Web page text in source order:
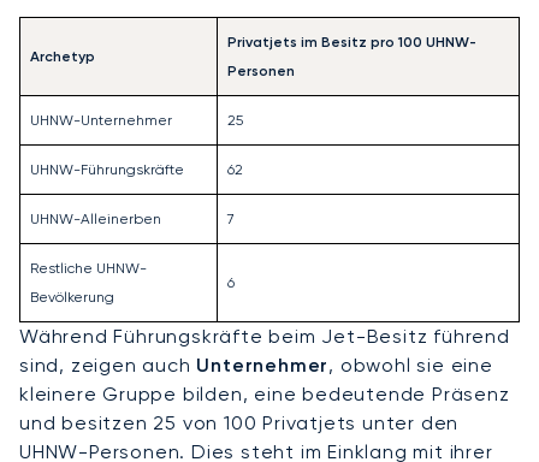
Archetyp
Privatjets im Besitz pro 100 UHNW-
Personen
UHNW-Unternehmer 25
UHNW-Führungskräfte 62
UHNW-Alleinerben 7
Restliche UHNW-
Bevölkerung
6
Während Führungskräfte beim Jet-Besitz führend
sind, zeigen auch Unternehmer, obwohl sie eine
kleinere Gruppe bilden, eine bedeutende Präsenz
und besitzen 25 von 100 Privatjets unter den
UHNW-Personen. Dies steht im Einklang mit ihrer